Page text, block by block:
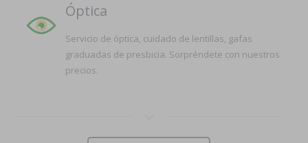
Óptica
Servicio de óptica, cuidado de lentillas, gafas
graduadas de presbicia. Sorpréndete con nuestros
precios.